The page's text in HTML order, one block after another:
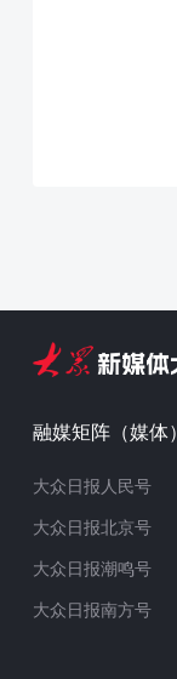
融媒矩阵（媒体）
大众日报人民号
大众日报北京号
大众日报潮鸣号
大众日报南方号